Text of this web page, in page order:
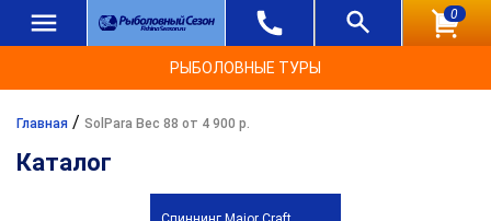
0
РЫБОЛОВНЫЕ ТУРЫ
Главная / SolPara Вес 88 от 4 900 р.
Каталог